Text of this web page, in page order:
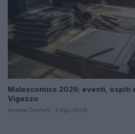
Malescomics 2026: eventi, ospiti
Vigezzo
Andrea Conforti · 5 Ago 2026